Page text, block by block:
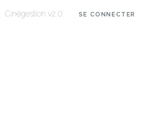
Cinégestion v2.0: SE CONNECTER